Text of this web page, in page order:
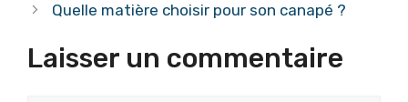
Quelle matière choisir pour son canapé ?
Laisser un commentaire